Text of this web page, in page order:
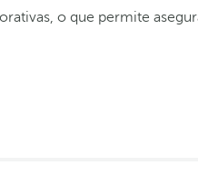
o que permite